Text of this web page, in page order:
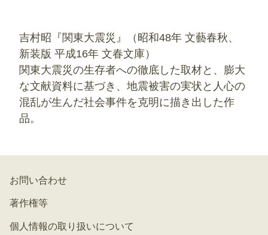
吉村昭『関東大震災』（昭和48年 文藝春秋、
新装版 平成16年 文春文庫）
関東大震災の生存者への徹底した取材と、膨大
な文献資料に基づき、地震被害の実状と人心の
混乱が生んだ社会事件を克明に描き出した作
品。
お問い合わせ
著作権等
個人情報の取り扱いについて